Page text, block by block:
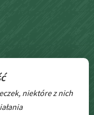
niektóre z nich